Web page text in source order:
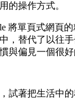
的操作方式。
將單頁式網頁
，替代了以往
與偏見一個很好
試著把生活中